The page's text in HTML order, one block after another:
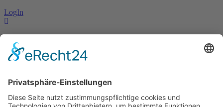
LogIn
Waldmann, Bernd
Impressum
Datenschutzerklärung
Mitgliederbereich